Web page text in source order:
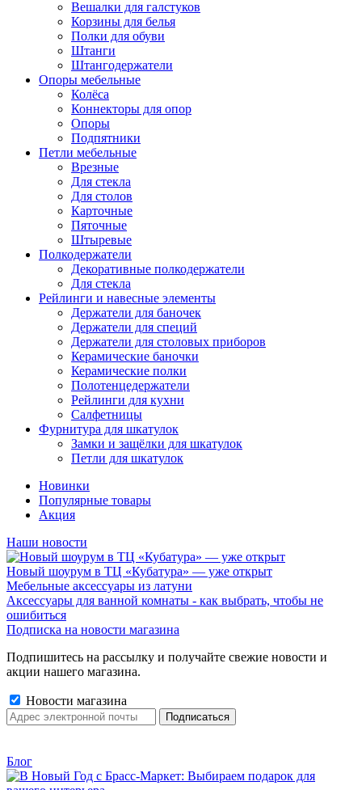
Вешалки для галстуков
Корзины для белья
Полки для обуви
Штанги
Штангодержатели
Опоры мебельные
Колёса
Коннекторы для опор
Опоры
Подпятники
Петли мебельные
Врезные
Для стекла
Для столов
Карточные
Пяточные
Штыревые
Полкодержатели
Декоративные полкодержатели
Для стекла
Рейлинги и навесные элементы
Держатели для баночек
Держатели для специй
Держатели для столовых приборов
Керамические баночки
Керамические полки
Полотенцедержатели
Рейлинги для кухни
Салфетницы
Фурнитура для шкатулок
Замки и защёлки для шкатулок
Петли для шкатулок
Новинки
Популярные товары
Акция
Наши новости
Новый шоурум в ТЦ «Кубатура» — уже открыт
Мебельные аксессуары из латуни
Аксессуары для ванной комнаты - как выбрать, чтобы не
ошибиться
Подписка на новости магазина
Подпишитесь на рассылку и получайте свежие новости и
акции нашего магазина.
Новости магазина
Блог